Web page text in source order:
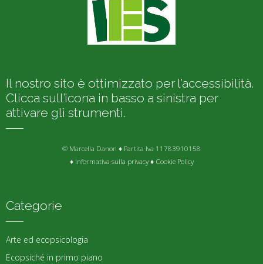
Il nostro sito è ottimizzato per l’accessibilità.
Clicca sull’icona in basso a sinistra per
attivare gli strumenti.
© Marcella Danon ♦ Partita Iva 11783910158
♦ Informativa sulla privacy♦ Cookie Policy
Categorie
Arte ed ecopsicologia
Ecopsiché in primo piano